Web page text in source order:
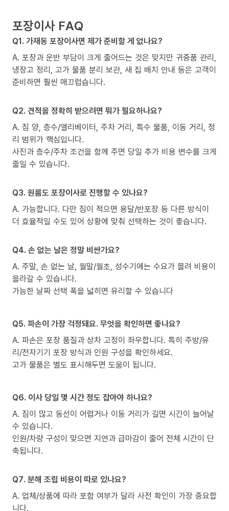
포장이사 FAQ
Q1. 가재동 포장이사면 제가 준비할 게 없나요?
A. 포장과 운반 부담이 크게 줄어드는 것은 맞지만 귀중품 관리,
냉장고 정리, 고가 물품 분리 보관, 새 집 배치 안내 등은 고객이
준비하면 훨씬 매끄럽습니다.
Q2. 견적을 정확히 받으려면 뭐가 필요하나요?
A. 짐 양, 층수/엘리베이터, 주차 거리, 특수 물품, 이동 거리, 정
리 범위가 핵심입니다.
사진과 층수/주차 조건을 함께 주면 당일 추가 비용 변수를 크게
줄일 수 있습니다.
Q3. 원룸도 포장이사로 진행할 수 있나요?
A. 가능합니다. 다만 짐이 적으면 용달/반포장 등 다른 방식이
더 효율적일 수도 있어 상황에 맞춰 선택하는 것이 좋습니다.
Q4. 손 없는 날은 정말 비싼가요?
A. 주말, 손 없는 날, 월말/월초, 성수기에는 수요가 몰려 비용이
올라갈 수 있습니다.
가능한 날짜 선택 폭을 넓히면 유리할 수 있습니다
Q5. 파손이 가장 걱정돼요. 무엇을 확인하면 좋나요?
A. 파손은 포장 품질과 상차 고정이 좌우합니다. 특히 주방/유
리/전자기기 포장 방식과 인원 구성을 확인하세요.
고가 물품은 별도 표시해두면 도움이 됩니다.
Q6. 이사 당일 몇 시간 정도 잡아야 하나요?
A. 짐이 많고 동선이 어렵거나 이동 거리가 길면 시간이 늘어날
수 있습니다.
인원/차량 구성이 맞으면 지연과 급마감이 줄어 전체 시간이 단
축됩니다.
Q7. 분해 조립 비용이 따로 있나요?
A. 업체/상품에 따라 포함 여부가 달라 사전 확인이 가장 중요합
니다.